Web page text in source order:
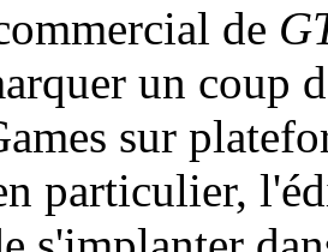
de
un coup
sur
particulier,